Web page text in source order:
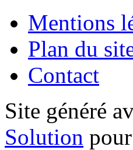
Mentions
Plan du
Contact
Site généré
Solution